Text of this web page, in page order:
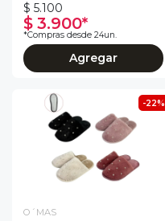
$ 5.100
$ 3.900*
*Compras desde 24un.
Agregar
-22%
O´MAS